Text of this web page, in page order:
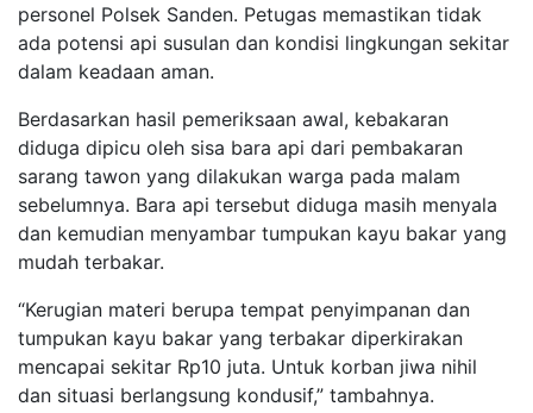
personel Polsek Sanden. Petugas memastikan tidak
ada potensi api susulan dan kondisi lingkungan sekitar
dalam keadaan aman.
Berdasarkan hasil pemeriksaan awal, kebakaran
diduga dipicu oleh sisa bara api dari pembakaran
sarang tawon yang dilakukan warga pada malam
sebelumnya. Bara api tersebut diduga masih menyala
dan kemudian menyambar tumpukan kayu bakar yang
mudah terbakar.
“Kerugian materi berupa tempat penyimpanan dan
tumpukan kayu bakar yang terbakar diperkirakan
mencapai sekitar Rp10 juta. Untuk korban jiwa nihil
dan situasi berlangsung kondusif,” tambahnya.